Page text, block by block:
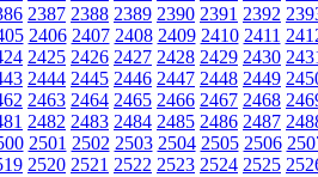
2387 2388 2389 2390 2391 2392
2406 2407 2408 2409 2410 2411
2425 2426 2427 2428 2429 2430
2444 2445 2446 2447 2448 2449
2463 2464 2465 2466 2467 2468
2482 2483 2484 2485 2486 2487
2501 2502 2503 2504 2505 2506
2520 2521 2522 2523 2524 2525